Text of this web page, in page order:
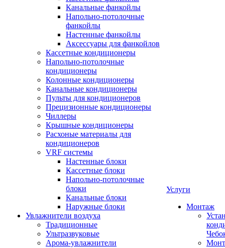
Канальные фанкойлы
Напольно-потолочные
фанкойлы
Настенные фанкойлы
Аксессуары для фанкойлов
Кассетные кондиционеры
Напольно-потолочные
кондиционеры
Колонные кондиционеры
Канальные кондиционеры
Пульты для кондиционеров
Прецизионные кондиционеры
Чиллеры
Крышные кондиционеры
Расхоные материалы для
кондиционеров
VRF системы
Настенные блоки
Кассетные блоки
Напольно-потолочные
блоки
Канальные блоки
Наружные блоки
Увлажнители воздуха
Традиционные
Ультразвуковые
Арома-увлажнители
Услуги
Монтаж